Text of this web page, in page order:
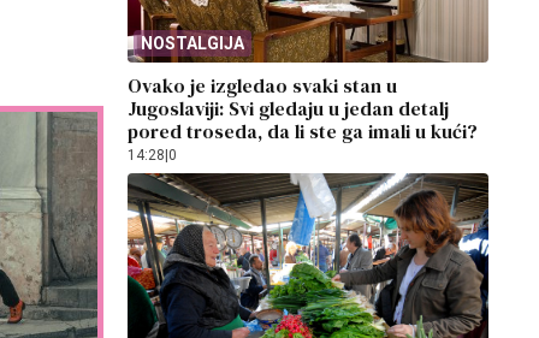
NOSTALGIJA
Ovako je izgledao svaki stan u
Jugoslaviji: Svi gledaju u jedan detalj
pored troseda, da li ste ga imali u kući?
14:28 0